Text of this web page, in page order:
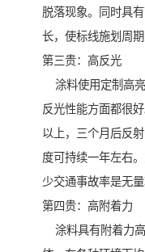
脱落现象。同时具
长，使标线施划周
第三贵：高反光
涂料使用定制高亮
反光性能方面都很
以上，三个月后反
度可持续一年左右
少交通事故率是无
第四贵：高附着力
涂料具有附着力